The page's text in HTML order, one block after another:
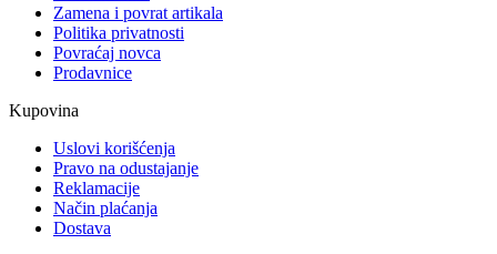
Zamena i povrat artikala
Politika privatnosti
Povraćaj novca
Prodavnice
Kupovina
Uslovi korišćenja
Pravo na odustajanje
Reklamacije
Način plaćanja
Dostava